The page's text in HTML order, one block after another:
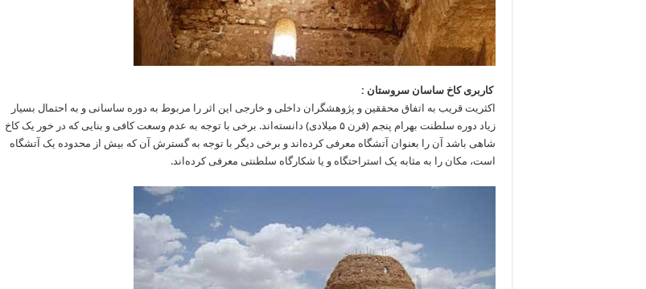
کاربری کاخ ساسان سروستان :
اکثریت قریب به اتفاق محققین و پژوهشگران داخلی و خارجی این اثر را مربوط به دوره ساسانی و به احتمال بسیار
زیاد دوره سلطنت بهرام پنجم (قرن ۵ میلادی) دانسته‌اند. برخی با توجه به عدم وسعت کافی و بنایی که در خور یک کاخ
شاهی باشد آن را بعنوان آتشگاه معرفی کرده‌اند و برخی دیگر با توجه به گسترش آن که بیش از محدوده یک آتشگاه
است، مکان را به مثابه یک استراحتگاه و یا شکارگاه سلطنتی معرفی کرده‌اند.